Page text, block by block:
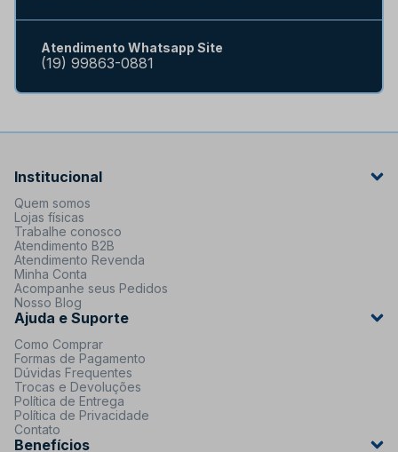
Atendimento Whatsapp Site
(19) 99863-0881
Institucional
Quem somos
Lojas físicas
Trabalhe conosco
Atendimento B2B
Atendimento Revenda
Minha Conta
Acompanhe seus Pedidos
Nosso Blog
Ajuda e Suporte
Como Comprar
Formas de Pagamento
Dúvidas Frequentes
Trocas e Devoluções
Política de Entrega
Política de Privacidade
Contato
Benefícios